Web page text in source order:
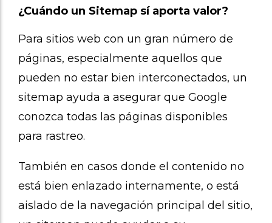
¿Cuándo un Sitemap sí aporta valor?
Para sitios web con un gran número de
páginas, especialmente aquellos que
pueden no estar bien interconectados, un
sitemap ayuda a asegurar que Google
conozca todas las páginas disponibles
para rastreo.
También en casos donde el contenido no
está bien enlazado internamente, o está
aislado de la navegación principal del sitio,